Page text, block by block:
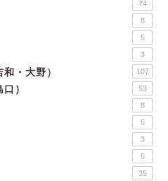
74
8
5
3
・大野） 107
） 53
8
5
3
5
35